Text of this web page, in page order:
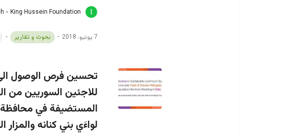
- King Hussein Foundation
7 يونيو، 2018 بحوث و تقارير
تحسين فرص الوصول
للاجئين السوريين من
المستضيفة في محافظة
لواءَي بني كنانه والمزار